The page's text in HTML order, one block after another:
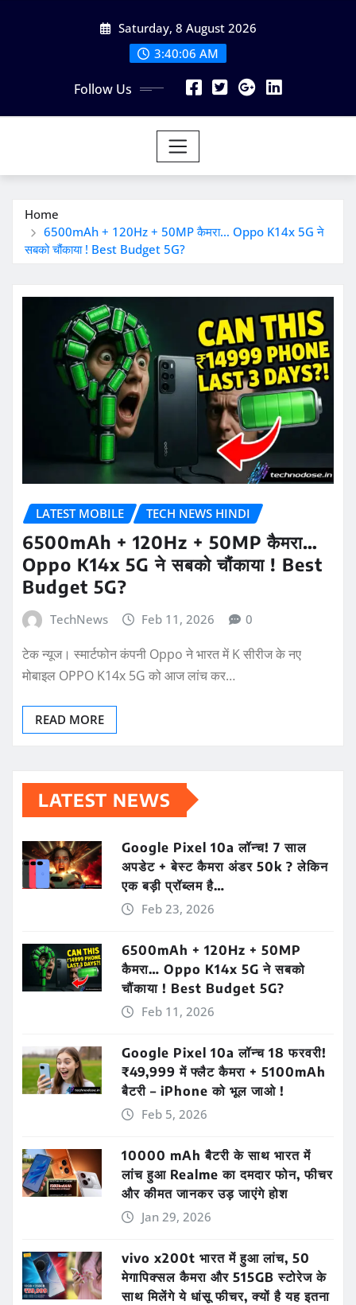
Saturday, 8 August 2026
3:40:07 AM
Follow Us
Home
6500mAh + 120Hz + 50MP कैमरा… Oppo K14x 5G ने
सबको चौंकाया ! Best Budget 5G?
LATEST MOBILE TECH NEWS HINDI
6500mAh + 120Hz + 50MP कैमरा…
Oppo K14x 5G ने सबको चौंकाया ! Best
Budget 5G?
TechNews Feb 11, 2026 0
टेक न्यूज। स्मार्टफोन कंपनी Oppo ने भारत में K सीरीज के नए
मोबाइल OPPO K14x 5G को आज लांच कर…
READ MORE
LATEST NEWS
Google Pixel 10a लॉन्च! 7 साल
अपडेट + बेस्ट कैमरा अंडर 50k ? लेकिन
एक बड़ी प्रॉब्लम है…
Feb 23, 2026
6500mAh + 120Hz + 50MP
कैमरा… Oppo K14x 5G ने सबको
चौंकाया ! Best Budget 5G?
Feb 11, 2026
Google Pixel 10a लॉन्च 18 फरवरी!
₹49,999 में फ्लैट कैमरा + 5100mAh
बैटरी – iPhone को भूल जाओ !
Feb 5, 2026
10000 mAh बैटरी के साथ भारत में
लांच हुआ Realme का दमदार फोन, फीचर
और कीमत जानकर उड़ जाएंगे होश
Jan 29, 2026
vivo x200t भारत में हुआ लांच, 50
मेगापिक्सल कैमरा और 515GB स्टोरेज के
साथ मिलेंगे ये धांसू फीचर, क्यों है यह इतना